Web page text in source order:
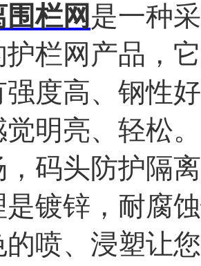
栏网 是一种
栏网产品，
强度高、钢性
明亮、轻松
，码头防护隔
是镀锌，耐腐
喷、浸塑让